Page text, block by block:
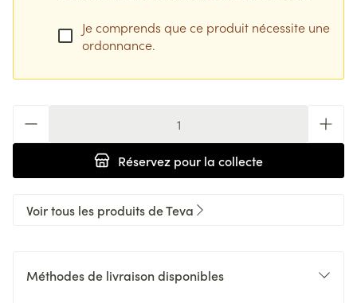
Je comprends que ce produit nécessite une
ordonnance.
Réservez pour la collecte
Voir tous les produits de Teva
Méthodes de livraison disponibles